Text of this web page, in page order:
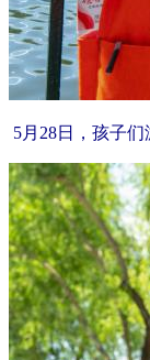
5月28日，孩子